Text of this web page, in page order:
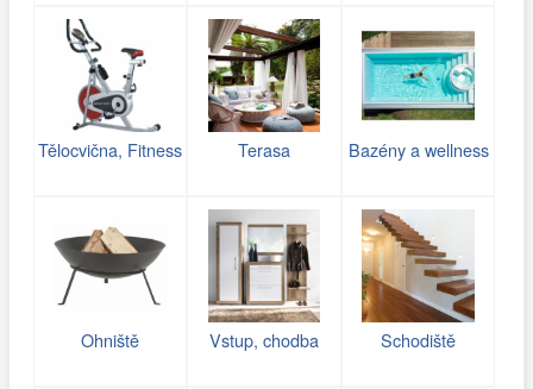
Tělocvična, Fitness Terasa Bazény a wellness
Ohniště Vstup, chodba Schodiště